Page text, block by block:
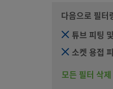
다음으로 필터
튜브 피팅
소켓 용접
모든 필터 삭제